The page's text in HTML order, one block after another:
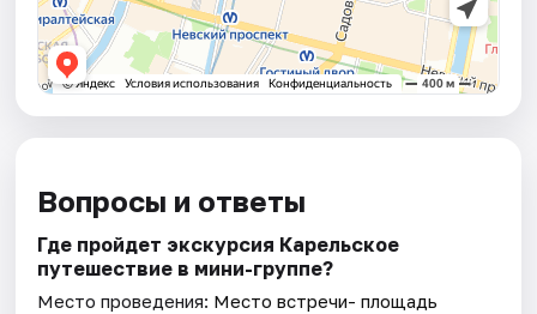
Вопросы и ответы
Где пройдет экскурсия Карельское
путешествие в мини-группе?
Место проведения: Место встречи- площадь